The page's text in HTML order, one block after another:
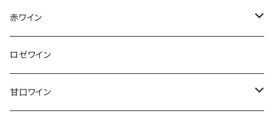
アンリ・ビリオ・フィス
エティエンヌ・ルフェーヴル
クリスチャン・ゴセ
フランス
アルザス
ブルゴーニュ
ドイツ
オーストラリア
赤ワイン
フランス
アルザス
スロヴァキア
ロゼワイン
甘口ワイン